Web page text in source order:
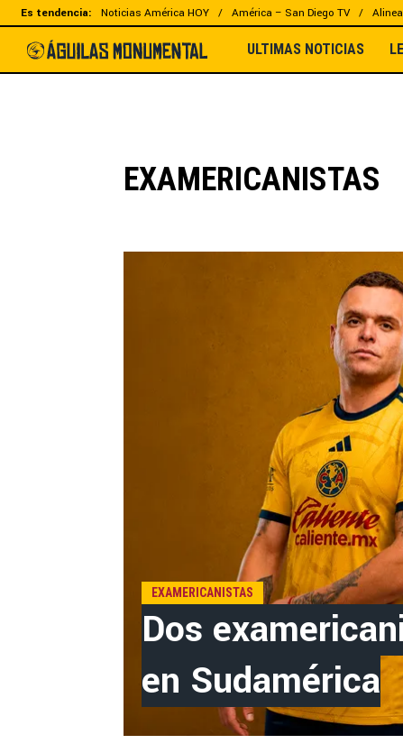
Es tendencia: Noticias América HOY América – San Diego TV
ULTIMAS NOTICIAS
EXAMERICANISTAS
EXAMERICANISTAS
Dos
en Sudamérica